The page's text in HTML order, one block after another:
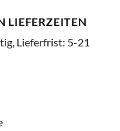
LIEFERZEITEN
Lieferfrist: 5-21